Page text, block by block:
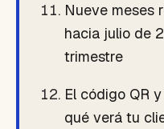
Nueve meses
hacia julio de
trimestre
El código QR
qué verá tu